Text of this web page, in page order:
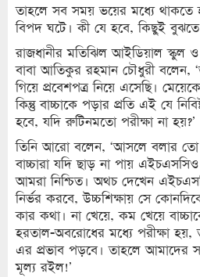
তাহলে সব সময় ভয়ের মধ্যে
বিপদ ঘটে। কী যে হবে, কিছুই বুঝতে
রাজধানীর মতিঝিল আইডিয়াল স্কুল
বাবা আতিকুর রহমান চৌধুরী বলেন,
গিয়ে প্রবেশপত্র নিয়ে এসেছি।
কিন্তু বাচ্চাকে পড়ার প্রতি এই যে
হবে, যদি রুটিনমতো পরীক্ষা না হয়?’
তিনি আরো বলেন, ‘আসলে বলার
বাচ্চারা যদি ছাড় না পায়
আমরা নিশ্চিত। অথচ দেখেন
নির্ভর করবে, উচ্চশিক্ষায় সে
কার কথা। না খেয়ে, কম খেয়ে
হরতাল-অবরোধের মধ্যে পরীক্ষা হয়,
এর প্রভাব পড়বে। তাহলে আমাদের
মূল্য রইল!’